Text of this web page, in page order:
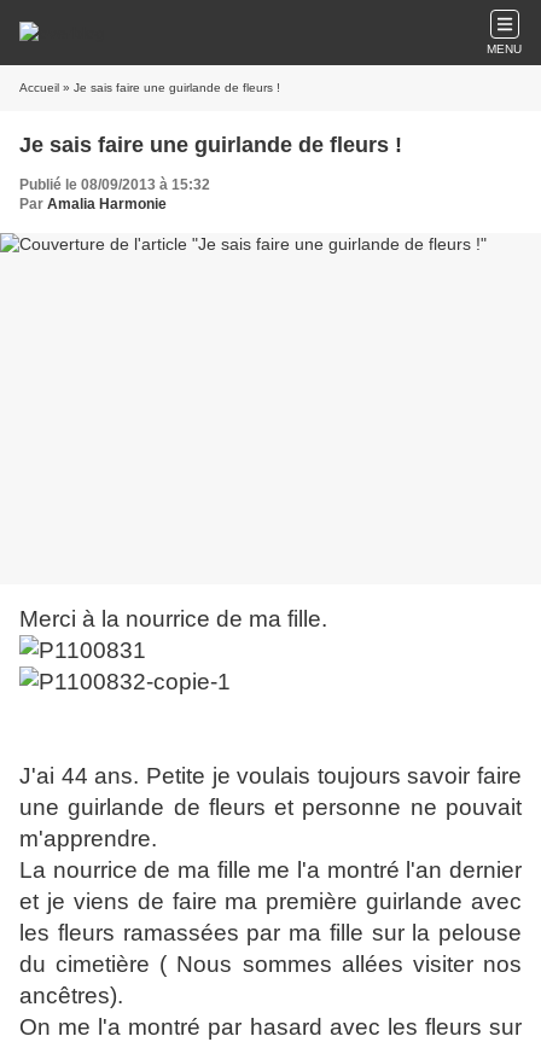
MENU
Accueil » Je sais faire une guirlande de fleurs !
Je sais faire une guirlande de fleurs !
Publié le 08/09/2013 à 15:32
Par Amalia Harmonie
Merci à la nourrice de ma fille.
J'ai 44 ans. Petite je voulais toujours savoir faire
une guirlande de fleurs et personne ne pouvait
m'apprendre.
La nourrice de ma fille me l'a montré l'an dernier
et je viens de faire ma première guirlande avec
les fleurs ramassées par ma fille sur la pelouse
du cimetière ( Nous sommes allées visiter nos
ancêtres).
On me l'a montré par hasard avec les fleurs sur